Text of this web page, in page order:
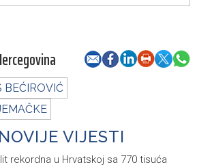
BEĆIROVIĆ
VIJESTI
rekordna u Hrvatskoj sa 770 tisuća